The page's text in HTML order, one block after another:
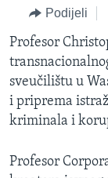
pretragu
SJEDINJENE
BOSNA I
SVIJET
NAUKA I
SPECIJALNI
KORUPCIJA
SLOBODA
ŽENSKA
IZBJEGLIČKA
Podijeli
Profesor
sveučilištu u
i priprema
kriminala i
Profesor